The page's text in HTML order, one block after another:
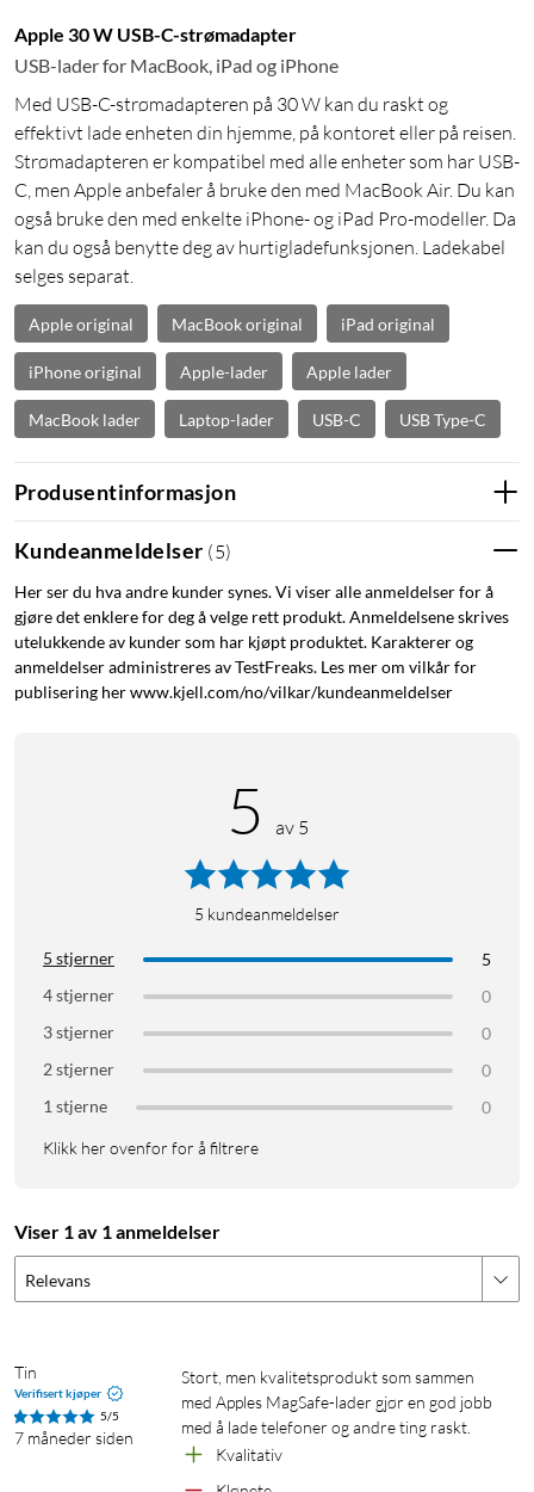
Apple 30 W USB-C-strømadapter
USB-lader for MacBook, iPad og iPhone
Med USB-C-strømadapteren på 30 W kan du raskt og
effektivt lade enheten din hjemme, på kontoret eller på reisen.
Strømadapteren er kompatibel med alle enheter som har USB-
C, men Apple anbefaler å bruke den med MacBook Air. Du kan
også bruke den med enkelte iPhone- og iPad Pro-modeller. Da
kan du også benytte deg av hurtigladefunksjonen. Ladekabel
selges separat.
Apple original MacBook original iPad original
iPhone original Apple-lader Apple lader
MacBook lader Laptop-lader USB-C USB Type-C
Produsentinformasjon
Kundeanmeldelser (5)
Her ser du hva andre kunder synes. Vi viser alle anmeldelser for å
gjøre det enklere for deg å velge rett produkt. Anmeldelsene skrives
utelukkende av kunder som har kjøpt produktet. Karakterer og
anmeldelser administreres av TestFreaks. Les mer om vilkår for
publisering her www.kjell.com/no/vilkar/kundeanmeldelser
5 av 5
5 kundeanmeldelser
5 stjerner
5
4 stjerner
0
3 stjerner
0
2 stjerner
0
1 stjerne
0
Klikk her ovenfor for å filtrere
Viser 1 av 1 anmeldelser
Relevans
Tin
Verifisert kjøper
5/5
7 måneder siden
Stort, men kvalitetsprodukt som sammen
med Apples MagSafe-lader gjør en god jobb
med å lade telefoner og andre ting raskt.
Kvalitativ